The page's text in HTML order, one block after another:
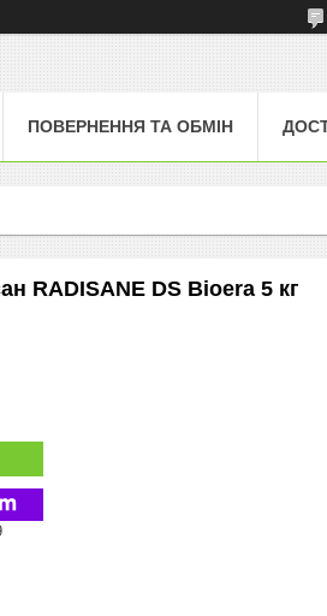
ПОВЕРНЕННЯ ТА ОБМІН
RADISANE DS Bioera 5 кг